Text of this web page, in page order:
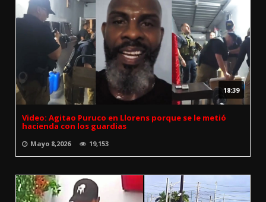
18:39
Video: Agitao Puruco en Llorens porque se le metió
hacienda con los guardias
Mayo 8,2026 19,153